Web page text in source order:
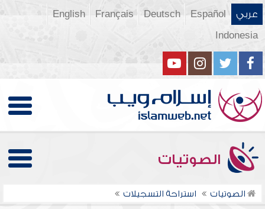
عربي Español
Deutsch
Français
English
Indonesia
الصوتيات
الصوتيات استراحة التسجيلات